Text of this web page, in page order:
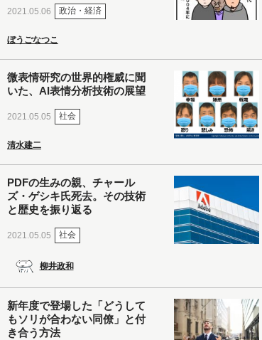
2021.05.06 政治・経済
ぼうごなつこ
微表情研究の世界的権威に聞
いた、AI表情分析技術の展望
2021.05.05 社会
清水建二
PDFの生みの親、チャール
ズ・ゲシキ氏死去。その技術
と歴史を振り返る
2021.05.05 社会
柳井政和
新年度で登場した「どうして
もソリが合わない同僚」と付
き合う方法